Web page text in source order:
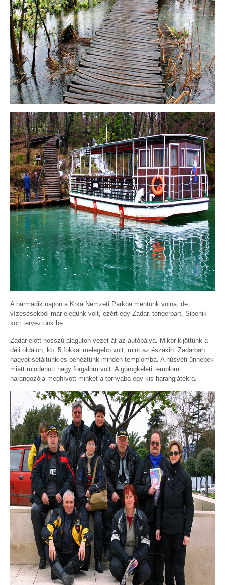
A harmadik napon a Krka Nemzeti Parkba mentünk volna, de
vízesésekből már elegünk volt, ezért egy Zadar, tengerpart, Sibenik
kört terveztünk be.
Zadar előtt hosszú alagúton vezet át az autópálya. Mikor kijöttünk a
déli oldalon, kb. 5 fokkal melegebb volt, mint az északin. Zadarban
nagyot sétáltunk és benéztünk minden templomba. A húsvéti ünnepek
miatt mindenütt nagy forgalom volt. A görögkeleti templom
harangozója meghívott minket a tornyába egy kis harangjátékra.